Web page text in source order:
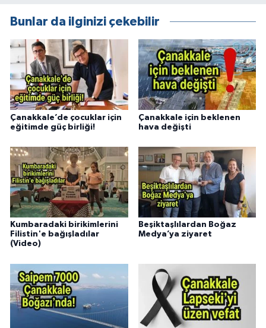
Bunlar da ilginizi çekebilir
Çanakkale’de çocuklar için
eğitimde güç birliği!
Çanakkale için beklenen
hava değişti
Kumbaradaki birikimlerini
Filistin'e bağışladılar
(Video)
Beşiktaşlılardan Boğaz
Medya’ya ziyaret